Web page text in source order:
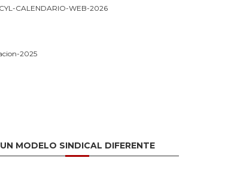
UN MODELO SINDICAL DIFERENTE